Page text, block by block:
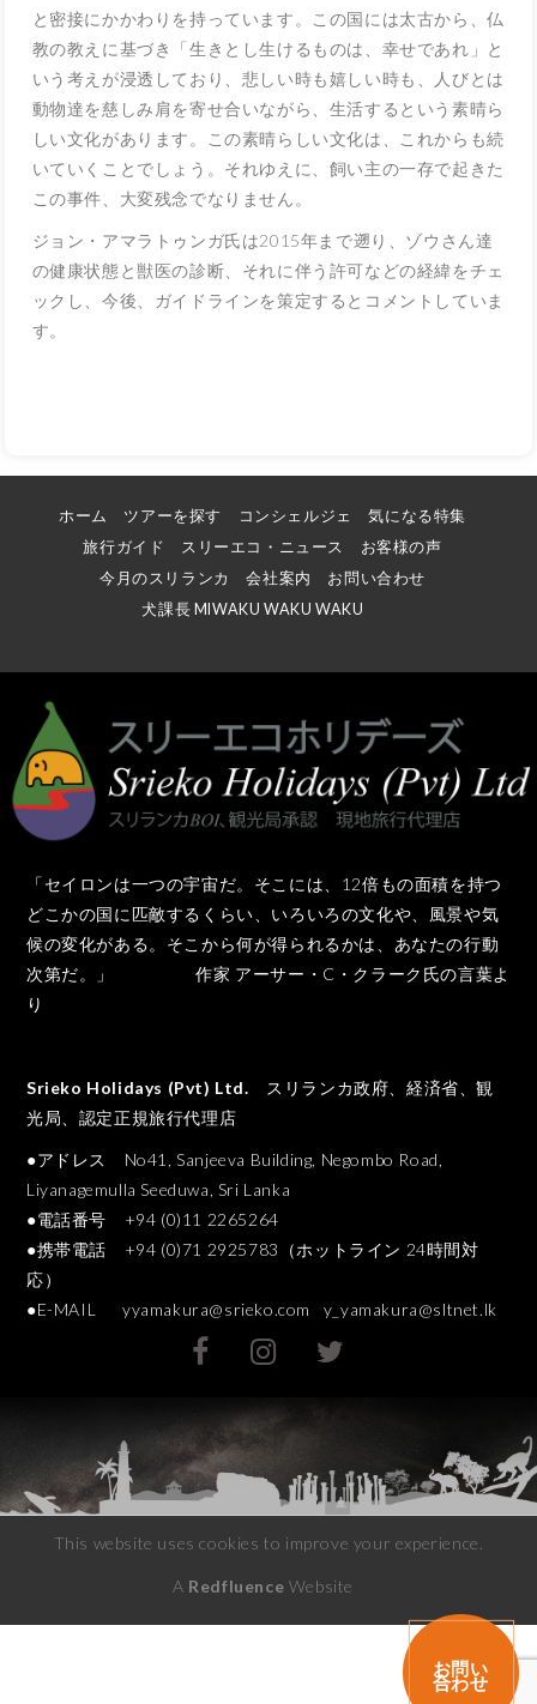
と密接にかかわりを持っています。この国には太古から、仏
教の教えに基づき「生きとし生けるものは、幸せであれ」と
いう考えが浸透しており、悲しい時も嬉しい時も、人びとは
動物達を慈しみ肩を寄せ合いながら、生活するという素晴ら
しい文化があります。この素晴らしい文化は、これからも続
いていくことでしょう。それゆえに、飼い主の一存で起きた
この事件、大変残念でなりません。
ジョン・アマラトゥンガ氏は2015年まで遡り、ゾウさん達
の健康状態と獣医の診断、それに伴う許可などの経緯をチェ
ックし、今後、ガイドラインを策定するとコメントしていま
す。
お問い
合わせ
ホーム ツアーを探す コンシェルジェ
気になる特集
旅行ガイド
スリーエコ・ニュース
お客様の声
今月のスリランカ
会社案内
お問い合わせ
犬課長 MIWAKU WAKU WAKU
「セイロンは一つの宇宙だ。そこには、12倍もの面積を持つ
どこかの国に匹敵するくらい、いろいろの文化や、風景や気
候の変化がある。そこから何が得られるかは、あなたの行動
次第だ。」 作家 アーサー・C・クラーク氏の言葉よ
り
Srieko Holidays (Pvt) Ltd. スリランカ政府、経済省、観
光局、認定正規旅行代理店
●アドレス No41, Sanjeeva Building, Negombo Road,
Liyanagemulla Seeduwa, Sri Lanka
●電話番号 +94 (0)11 2265264
●携帯電話 +94 (0)71 2925783（ホットライン 24時間対
応）
●E-MAIL yyamakura@srieko.com y_yamakura@sltnet.lk
This website uses cookies to improve your experience.
A Redfluence Website